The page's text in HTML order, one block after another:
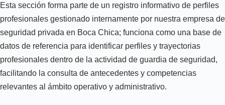
Esta sección forma parte de un registro informativo de perfiles
profesionales gestionado internamente por nuestra empresa de
seguridad privada en Boca Chica; funciona como una base de
datos de referencia para identificar perfiles y trayectorias
profesionales dentro de la actividad de guardia de seguridad,
facilitando la consulta de antecedentes y competencias
relevantes al ámbito operativo y administrativo.